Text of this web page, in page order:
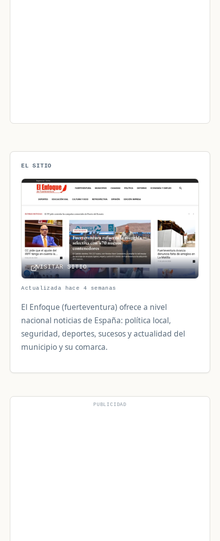
EL SITIO
VISITAR SITIO
Actualizada hace 4 semanas
El Enfoque (fuerteventura) ofrece a nivel
nacional noticias de España: política local,
seguridad, deportes, sucesos y actualidad del
municipio y su comarca.
PUBLICIDAD